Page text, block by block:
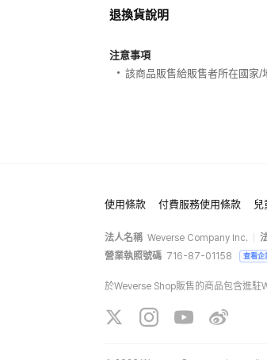
退換貨說明
注意事項
該商品販售給販售者所在國家/
使用條款 付費服務使用條款
法人名稱 Weverse Company Inc.
營業執照號碼 716-87-01158 查看企
於Weverse Shop販售的商品包含進駐